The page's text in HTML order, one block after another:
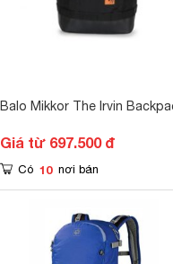
Balo Mikkor The Irvin
Giá từ 697.500 đ
Có 10 nơi bán